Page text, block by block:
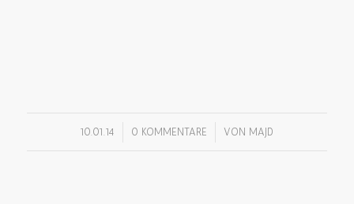
10.01.14 0 KOMMENTARE
/ VON MAJD